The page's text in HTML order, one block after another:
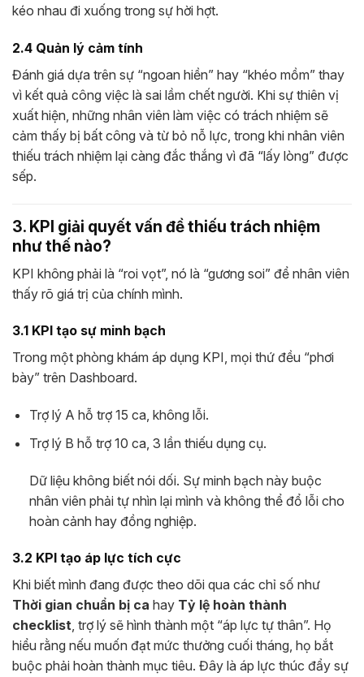
kéo nhau đi xuống trong sự hời hợt.
2.4 Quản lý cảm tính
Đánh giá dựa trên sự “ngoan hiền” hay “khéo mồm” thay
vì kết quả công việc là sai lầm chết người. Khi sự thiên vị
xuất hiện, những nhân viên làm việc có trách nhiệm sẽ
cảm thấy bị bất công và từ bỏ nỗ lực, trong khi nhân viên
thiếu trách nhiệm lại càng đắc thắng vì đã “lấy lòng” được
sếp.
3. KPI giải quyết vấn đề thiếu trách nhiệm
như thế nào?
KPI không phải là “roi vọt”, nó là “gương soi” để nhân viên
thấy rõ giá trị của chính mình.
3.1 KPI tạo sự minh bạch
Trong một phòng khám áp dụng KPI, mọi thứ đều “phơi
bày” trên Dashboard.
Trợ lý A hỗ trợ 15 ca, không lỗi.
Trợ lý B hỗ trợ 10 ca, 3 lần thiếu dụng cụ.
Dữ liệu không biết nói dối. Sự minh bạch này buộc
nhân viên phải tự nhìn lại mình và không thể đổ lỗi cho
hoàn cảnh hay đồng nghiệp.
3.2 KPI tạo áp lực tích cực
Khi biết mình đang được theo dõi qua các chỉ số như
Thời gian chuẩn bị ca hay Tỷ lệ hoàn thành
checklist, trợ lý sẽ hình thành một “áp lực tự thân”. Họ
hiểu rằng nếu muốn đạt mức thưởng cuối tháng, họ bắt
buộc phải hoàn thành mục tiêu. Đây là áp lực thúc đẩy sự